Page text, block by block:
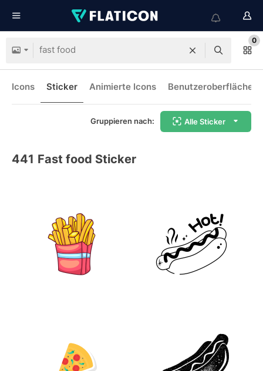
0
Icons Sticker Animierte Icons
Gruppieren nach: Alle Sticker
441 Fast food Sticker